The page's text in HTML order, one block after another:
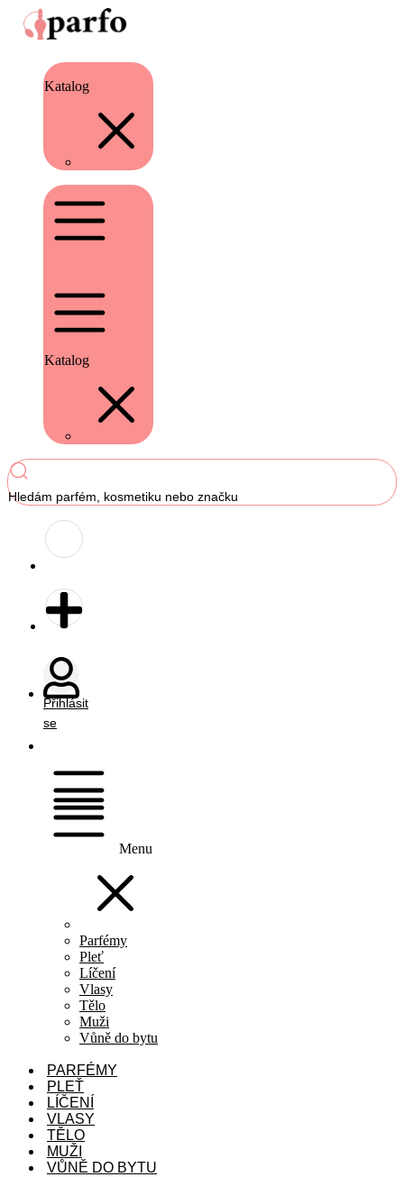
Katalog
Katalog
Hledám parfém, kosmetiku nebo značku
Přihlásit
se
Menu
Parfémy
Pleť
Líčení
Vlasy
Tělo
Muži
Vůně do bytu
PARFÉMY
PLEŤ
LÍČENÍ
VLASY
TĚLO
MUŽI
VŮNĚ DO BYTU